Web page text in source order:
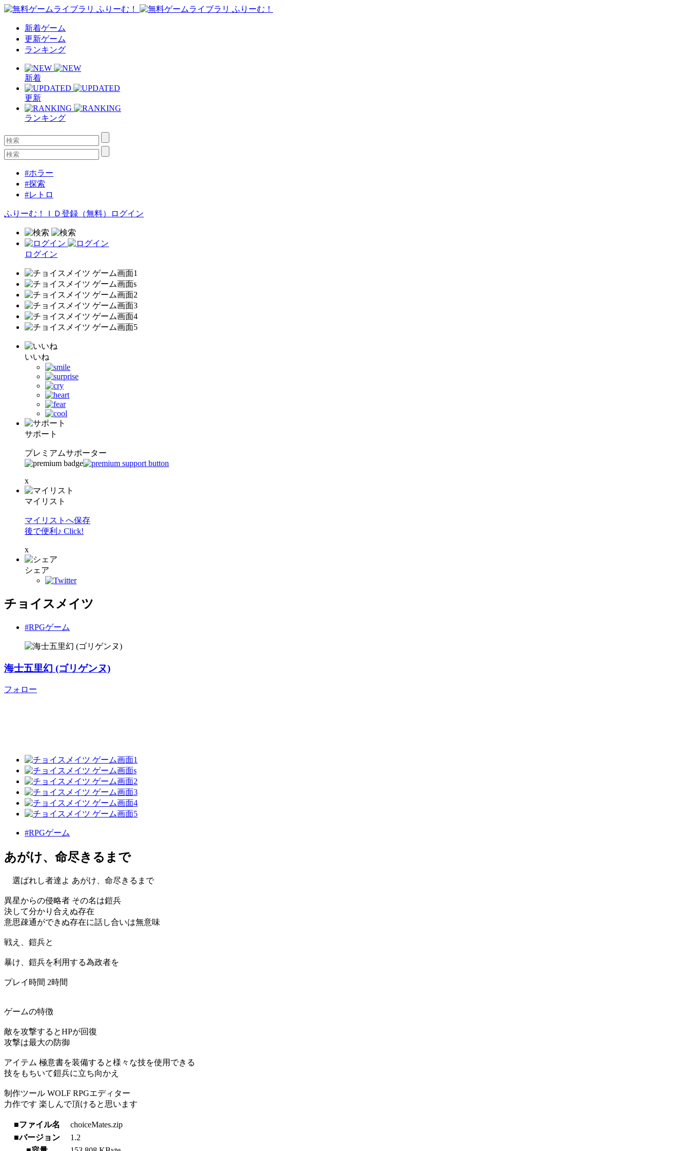
新着ゲーム
更新ゲーム
ランキング
新着
更新
ランキング
#ホラー
#探索
#レトロ
ふりーむ！ＩＤ登録（無料） ログイン
ログイン
いいね
サポート
プレミアムサポーター
x
マイリスト
マイリストへ保存
後で便利♪ Click!
x
シェア
チョイスメイツ
#RPGゲーム
海士五里幻 (ゴリゲンヌ)
フォロー
#RPGゲーム
あがけ、命尽きるまで
選ばれし者達よ あがけ、命尽きるまで
異星からの侵略者 その名は鎧兵
決して分かり合えぬ存在
意思疎通ができぬ存在に話し合いは無意味
戦え、鎧兵と
暴け、鎧兵を利用する為政者を
プレイ時間 2時間
ゲームの特徴
敵を攻撃するとHPが回復
攻撃は最大の防御
アイテム 極意書を装備すると様々な技を使用できる
技をもちいて鎧兵に立ち向かえ
制作ツール WOLF RPGエディター
力作です 楽しんで頂けると思います
■ファイル名
choiceMates.zip
■バージョン
1.2